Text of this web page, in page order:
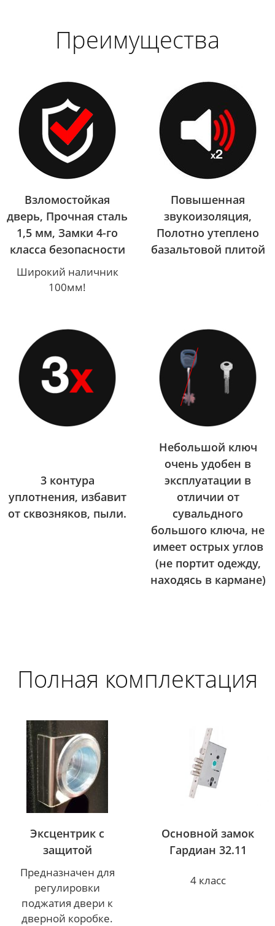
Преимущества
Взломостойкая
дверь, Прочная сталь
1,5 мм, Замки 4-го
класса безопасности
Широкий наличник
100мм!
Повышенная
звукоизоляция,
Полотно утеплено
базальтовой плитой
3 контура
уплотнения, избавит
от сквозняков, пыли.
Небольшой ключ
очень удобен в
эксплуатации в
отличии от
сувальдного
большого ключа, не
имеет острых углов
(не портит одежду,
находясь в кармане)
Полная комплектация
Эксцентрик с
защитой
Предназначен для
регулировки
поджатия двери к
дверной коробке.
Основной замок
Гардиан 32.11
4 класс